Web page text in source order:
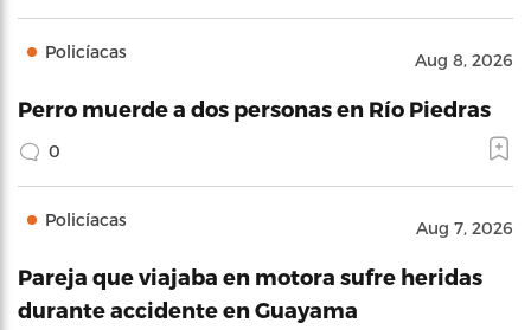
Policíacas Aug 8, 2026
Perro muerde a dos personas en Río Piedras
0
Policíacas Aug 7, 2026
Pareja que viajaba en motora sufre heridas
durante accidente en Guayama